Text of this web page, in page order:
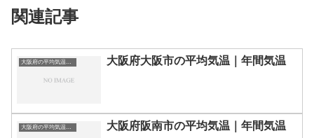
関連記事
大阪府の平均気温まとめ 大阪府大阪市の平均気温｜年間気温
大阪府の平均気温まとめ 大阪府阪南市の平均気温｜年間気温